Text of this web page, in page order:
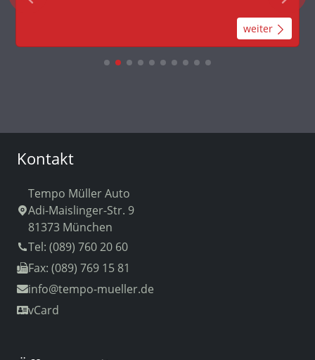
weiter
Kontakt
Tempo Müller Auto
Adi-Maislinger-Str. 9
81373 München
Tel: (089) 760 20 60
Fax: (089) 769 15 81
info@tempo-mueller.de
vCard